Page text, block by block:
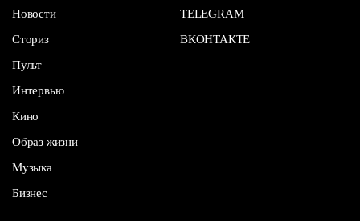
Новости
Сториз
Пульт
Интервью
Кино
Образ жизни
Музыка
Бизнес
TELEGRAM
ВКОНТАКТЕ